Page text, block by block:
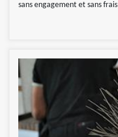
sans engagement et sans